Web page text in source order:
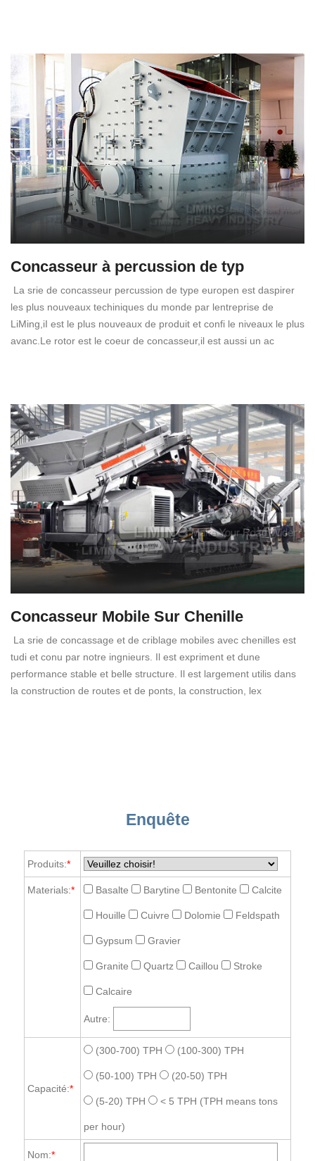
Concasseur à percussion de typ
La srie de concasseur percussion de type europen est daspirer
les plus nouveaux techiniques du monde par lentreprise de
LiMing,iI est le plus nouveaux de produit et confi le niveaux le plus
avanc.Le rotor est le coeur de concasseur,il est aussi un ac
Concasseur Mobile Sur Chenille
La srie de concassage et de criblage mobiles avec chenilles est
tudi et conu par notre ingnieurs. Il est expriment et dune
performance stable et belle structure. Il est largement utilis dans
la construction de routes et de ponts, la construction, lex
Enquête
Produits:*
Materials:* Basalte Barytine Bentonite Calcite
Houille Cuivre Dolomie Feldspath
Gypsum Gravier
Granite Quartz Caillou Stroke
Calcaire
Autre:
Capacité:*
(300-700) TPH (100-300) TPH
(50-100) TPH (20-50) TPH
(5-20) TPH < 5 TPH (TPH means tons
per hour)
Nom:*